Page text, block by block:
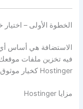
الخطوة الأولى –
الاستضافة هي أساس أي
فيه تخزين ملفات
Hostinger كخيار موثوق ومناسب من حيث التكلفة.
مزايا Hostinger